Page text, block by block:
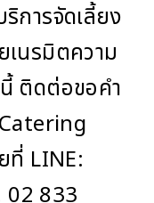
การจัดเลี้ยง
นรมิตความ
ติดต่อขอคำ
ที่ LINE:
02 833